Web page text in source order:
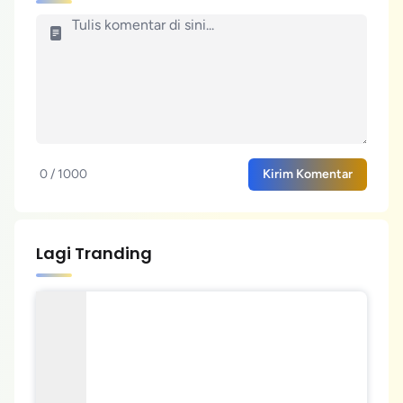
0 / 1000 Kirim Komentar
Lagi Tranding